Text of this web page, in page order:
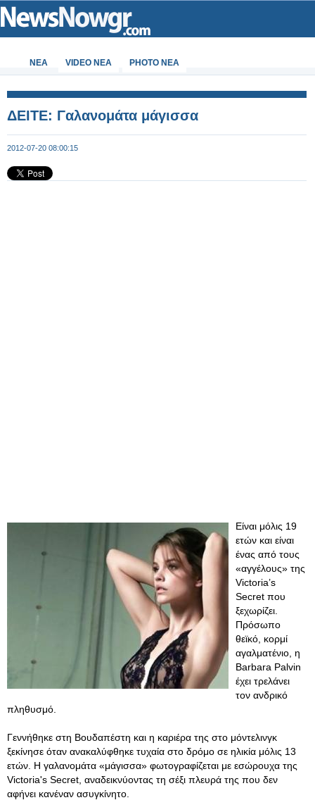
ΝΕΑ VIDEO NEA PHOTO NEA
ΔΕΙΤΕ: Γαλανομάτα μάγισσα
2012-07-20 08:00:15
Είναι μόλις 19
ετών και είναι
ένας από τους
«αγγέλους» της
Victoria’s
Secret που
ξεχωρίζει.
Πρόσωπο
θεϊκό, κορμί
αγαλματένιο, η
Barbara Palvin
έχει τρελάνει
τον ανδρικό
πληθυσμό.
Γεννήθηκε στη Βουδαπέστη και η καριέρα της στο μόντελινγκ
ξεκίνησε όταν ανακαλύφθηκε τυχαία στο δρόμο σε ηλικία μόλις 13
ετών. H γαλανομάτα «μάγισσα» φωτογραφίζεται με εσώρουχα της
Victoria's Secret, αναδεικνύοντας τη σέξι πλευρά της που δεν
αφήνει κανέναν ασυγκίνητο.